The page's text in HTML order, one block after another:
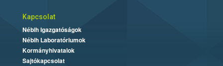
Kapcsolat
Nébih Igazgatóságok
Nébih Laboratóriumok
Kormányhivatalok
Sajtókapcsolat